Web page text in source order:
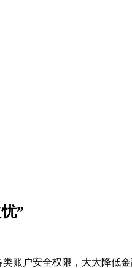
”
账户安全权限，大大降低